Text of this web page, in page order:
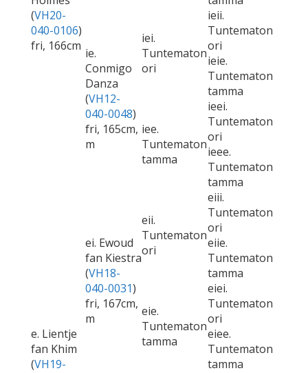
(VH20-
040-0106)
fri, 166cm ie.
Conmigo
Danza
(VH12-
040-0048)
fri, 165cm,
m
iei.
Tuntematon
ori
ieii.
Tuntematon
ori
ieie.
Tuntematon
tamma
iee.
Tuntematon
tamma
ieei.
Tuntematon
ori
ieee.
Tuntematon
tamma
e. Lientje
fan Khim
(VH19-
ei. Ewoud
fan Kiestra
(VH18-
040-0031)
fri, 167cm,
m
eii.
Tuntematon
ori
eiii.
Tuntematon
ori
eiie.
Tuntematon
tamma
eie.
Tuntematon
tamma
eiei.
Tuntematon
ori
eiee.
Tuntematon
tamma